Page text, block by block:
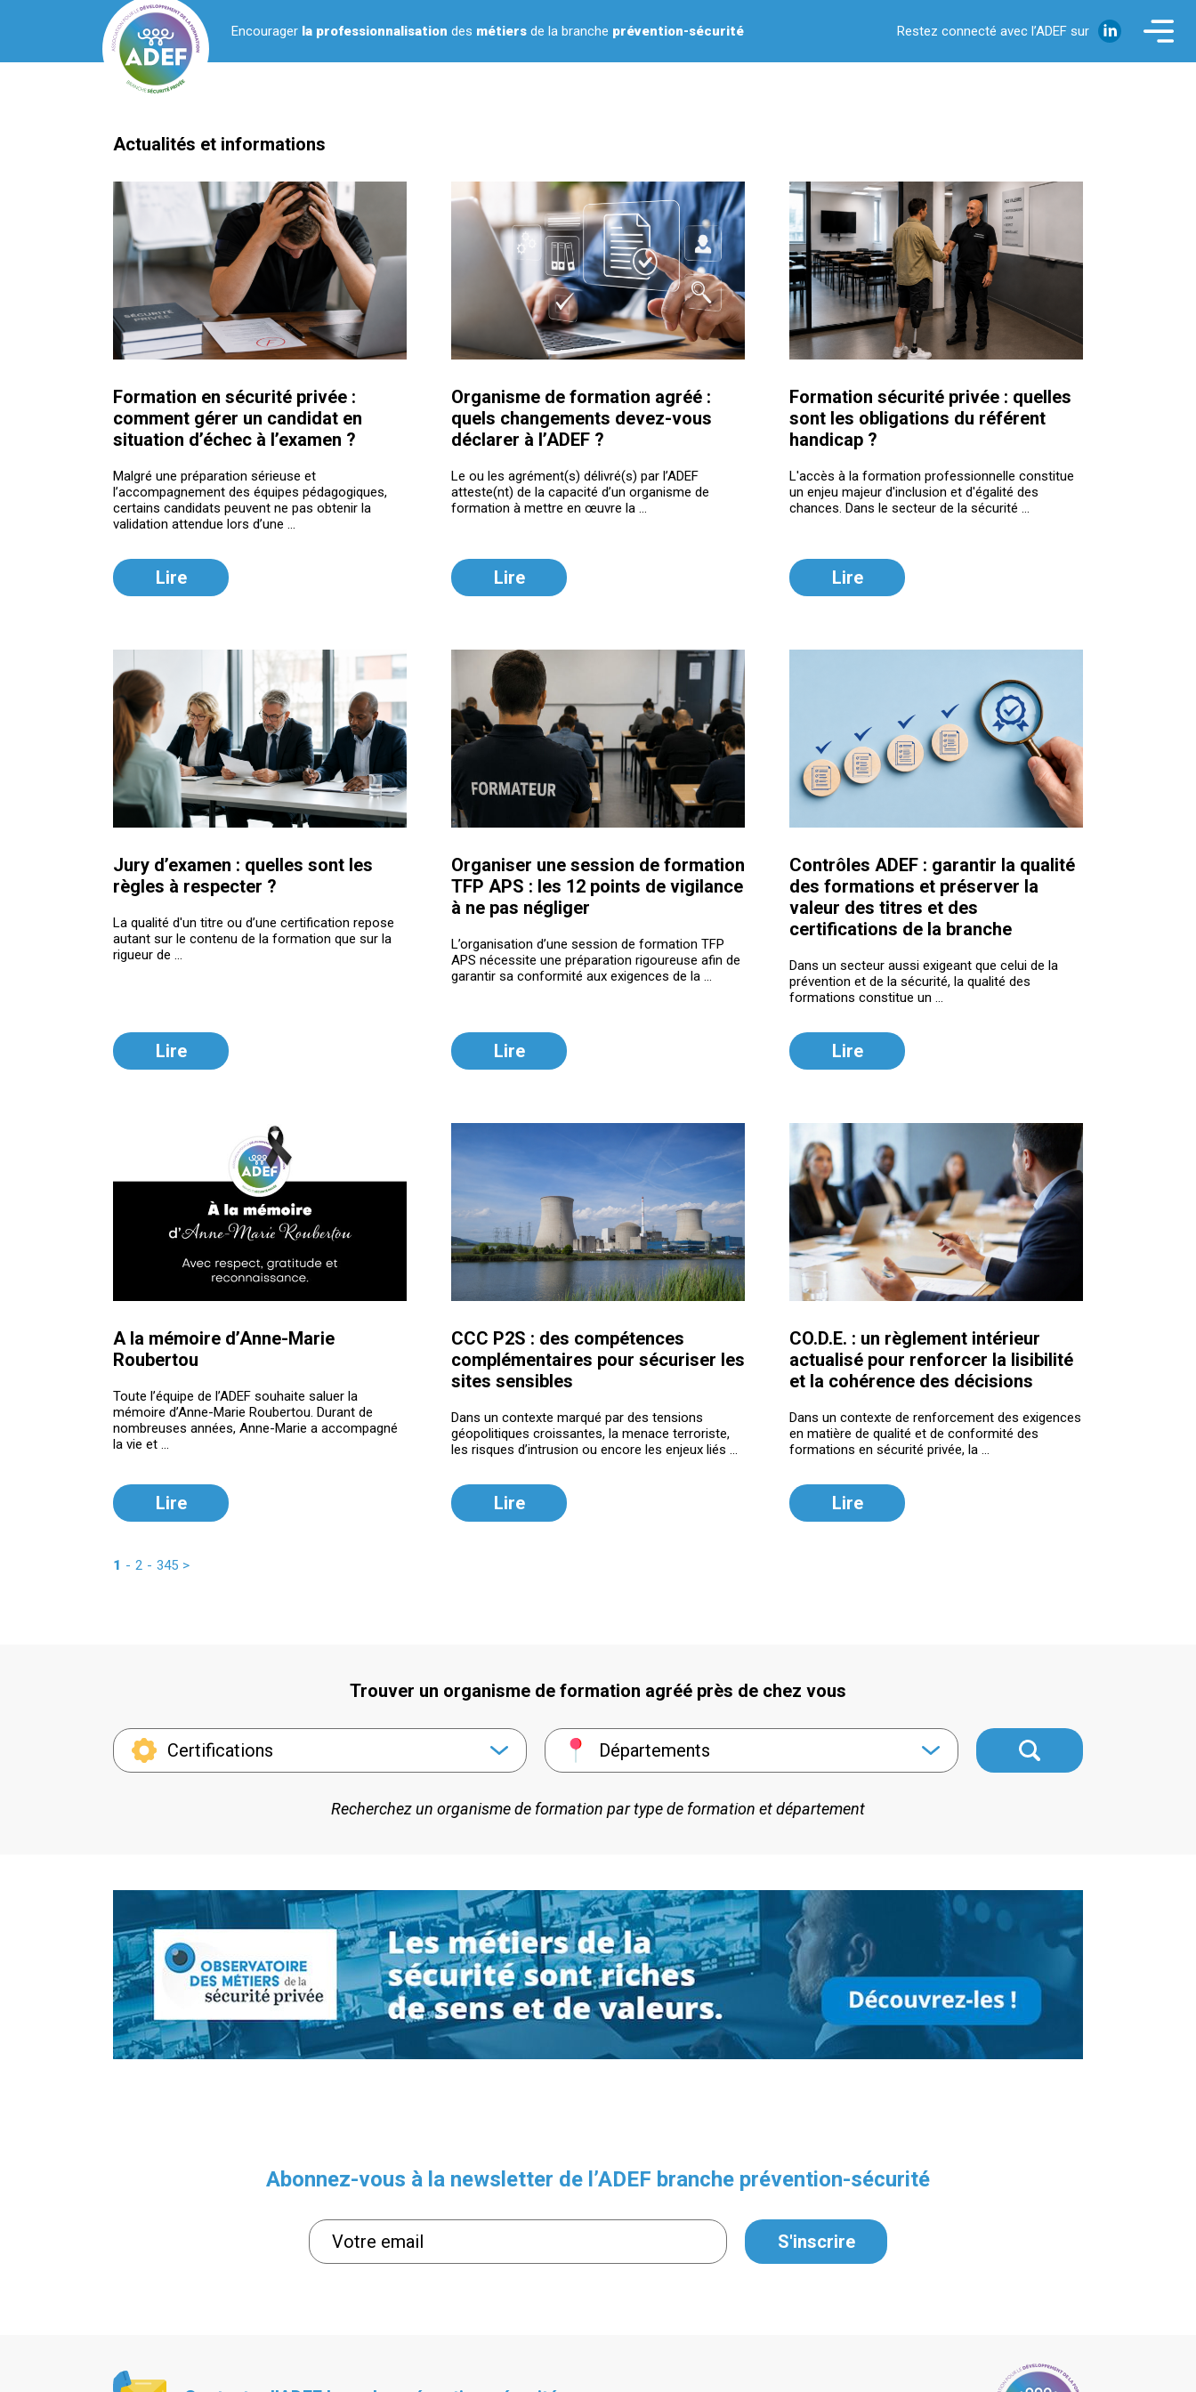
ADEF Securité
Encourager la professionnalisation des métiers de la branche prévention-sécurité Restez connecté avec l’ADEF sur
Actualités et informations
Formation en sécurité privée :
comment gérer un candidat en
situation d’échec à l’examen ?
Malgré une préparation sérieuse et
l’accompagnement des équipes pédagogiques,
certains candidats peuvent ne pas obtenir la
validation attendue lors d’une ...
Lire
Organisme de formation agréé :
quels changements devez-vous
déclarer à l’ADEF ?
Le ou les agrément(s) délivré(s) par l’ADEF
atteste(nt) de la capacité d’un organisme de
formation à mettre en œuvre la ...
Lire
Formation sécurité privée : quelles
sont les obligations du référent
handicap ?
L'accès à la formation professionnelle constitue
un enjeu majeur d'inclusion et d'égalité des
chances. Dans le secteur de la sécurité ...
Lire
Jury d’examen : quelles sont les
règles à respecter ?
La qualité d'un titre ou d’une certification repose
autant sur le contenu de la formation que sur la
rigueur de ...
Lire
Organiser une session de formation
TFP APS : les 12 points de vigilance
à ne pas négliger
L’organisation d’une session de formation TFP
APS nécessite une préparation rigoureuse afin de
garantir sa conformité aux exigences de la ...
Lire
Contrôles ADEF : garantir la qualité
des formations et préserver la
valeur des titres et des
certifications de la branche
Dans un secteur aussi exigeant que celui de la
prévention et de la sécurité, la qualité des
formations constitue un ...
Lire
A la mémoire d’Anne-Marie
Roubertou
Toute l’équipe de l’ADEF souhaite saluer la
mémoire d’Anne-Marie Roubertou. Durant de
nombreuses années, Anne-Marie a accompagné
la vie et ...
Lire
CCC P2S : des compétences
complémentaires pour sécuriser les
sites sensibles
Dans un contexte marqué par des tensions
géopolitiques croissantes, la menace terroriste,
les risques d’intrusion ou encore les enjeux liés ...
Lire
CO.D.E. : un règlement intérieur
actualisé pour renforcer la lisibilité
et la cohérence des décisions
Dans un contexte de renforcement des exigences
en matière de qualité et de conformité des
formations en sécurité privée, la ...
Lire
1 - 2 - 345 >
Trouver un organisme de formation agréé près de chez vous
Certifications Départements
Recherchez un organisme de formation par type de formation et département
Abonnez-vous à la newsletter de l’ADEF branche prévention-sécurité